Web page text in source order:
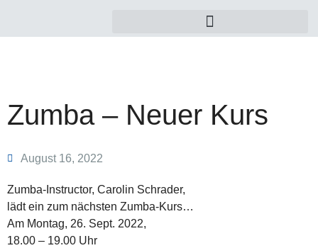
Zumba – Neuer Kurs
August 16, 2022
Zumba-Instructor, Carolin Schrader,
lädt ein zum nächsten Zumba-Kurs…
Am Montag, 26. Sept. 2022,
18.00 – 19.00 Uhr